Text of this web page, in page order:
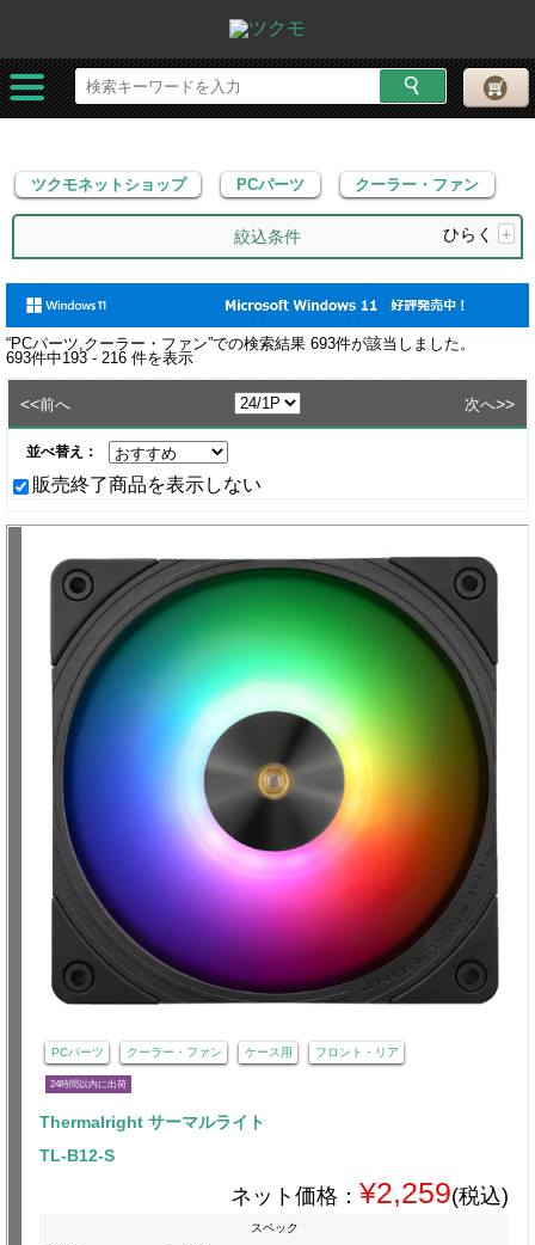
ツクモネットショップ PCパーツ クーラー・ファン
ツクモネットショップ PCパーツ クーラー・ファン
絞込条件 ひらく +
“PCパーツ,クーラー・ファン”での検索結果 693件が該当しました。
693件中193 - 216 件を表示
<<前へ 次へ>>
並べ替え：
販売終了商品を表示しない
PCパーツ クーラー・ファン ケース用 フロント・リア
24時間以内に出荷
Thermalright サーマルライト
TL-B12-S
ネット価格： ¥2,259(税込)
スペック